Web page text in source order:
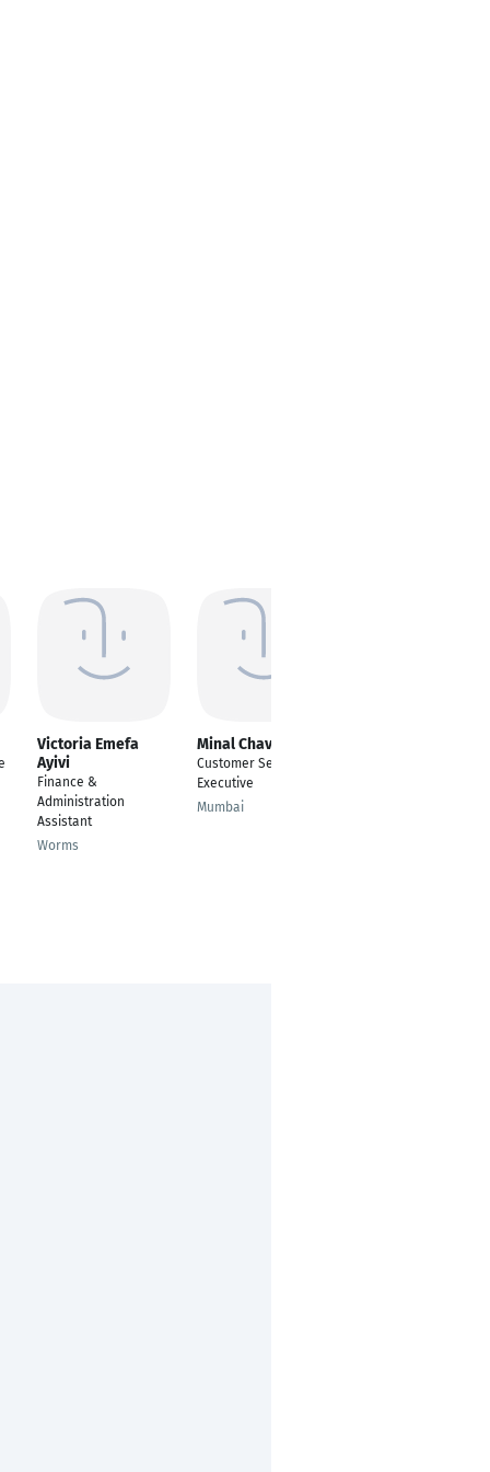
Victoria Emefa
Ayivi
Finance &
Administration
Assistant
Worms
Minal Chavan
Customer Service
Executive
Mumbai